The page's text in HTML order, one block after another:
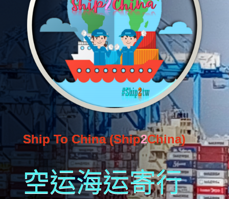
Ship To China (Ship2China)
空运海运寄行